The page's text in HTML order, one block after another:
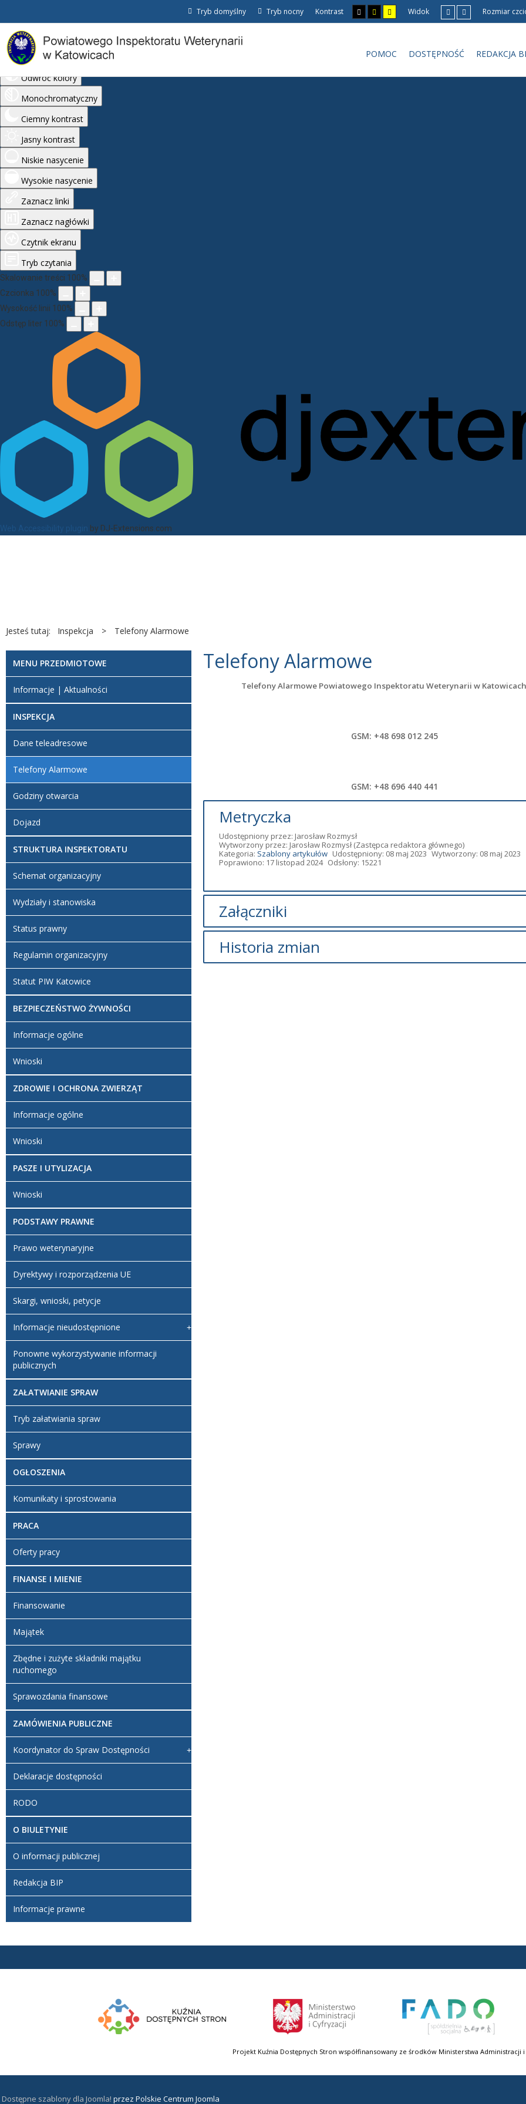
Ułatwienia dostępu
Odwróć kolory
Monochromatyczny
Ciemny kontrast
Jasny kontrast
Niskie nasycenie
Wysokie nasycenie
Zaznacz linki
Zaznacz nagłówki
Czytnik ekranu
Tryb czytania
Skalowanie treści 100%
Czcionka 100%
Wysokość linii 100%
Odstęp liter 100%
Web Accessibility plugin by DJ-Extensions.com
Tryb domyślny Tryb nocny Kontrast Widok Rozmiar
POMOC DOSTĘPNOŚĆ REDAKCJA
Jesteś tutaj: Inspekcja > Telefony Alarmowe
Telefony Alarmowe
Telefony Alarmowe Powiatowego Inspektoratu Weterynarii w Katowicach
GSM: +48 698 012 245
GSM: +48 696 440 441
Metryczka
Udostępniony przez: Jarosław Rozmysł
Wytworzony przez: Jarosław Rozmysł(Zastępca redaktora głównego)
Kategoria: Szablony artykułów Udostępniony: 08 maj 2023 Wytworzony: 08 maj 2023
Poprawiono: 17 listopad 2024 Odsłony: 15221
Załączniki
Brak załączników.
Historia zmian
MENU PRZEDMIOTOWE
Informacje | Aktualności
INSPEKCJA
Dane teleadresowe
Telefony Alarmowe
Godziny otwarcia
Dojazd
STRUKTURA INSPEKTORATU
Schemat organizacyjny
Wydziały i stanowiska
Status prawny
Regulamin organizacyjny
Statut PIW Katowice
BEZPIECZEŃSTWO ŻYWNOŚCI
Informacje ogólne
Wnioski
ZDROWIE I OCHRONA ZWIERZĄT
Informacje ogólne
Wnioski
PASZE I UTYLIZACJA
Wnioski
PODSTAWY PRAWNE
Prawo weterynaryjne
Dyrektywy i rozporządzenia UE
Skargi, wnioski, petycje
Informacje nieudostępnione
Ponowne wykorzystywanie informacji
publicznych
ZAŁATWIANIE SPRAW
Tryb załatwiania spraw
Sprawy
OGŁOSZENIA
Komunikaty i sprostowania
PRACA
Oferty pracy
FINANSE I MIENIE
Finansowanie
Majątek
Zbędne i zużyte składniki majątku
ruchomego
Sprawozdania finansowe
ZAMÓWIENIA PUBLICZNE
Koordynator do Spraw Dostępności
Deklaracje dostępności
RODO
O BIULETYNIE
O informacji publicznej
Redakcja BIP
Informacje prawne
Projekt Kuźnia Dostępnych Stron współfinansowany ze środków Ministerstwa Administracji
Dostępne szablony dla Joomla! przez Polskie Centrum Joomla